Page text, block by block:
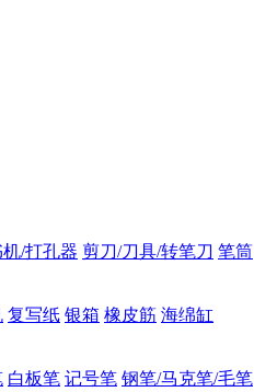
/打孔器 剪刀/刀具/转笔刀 笔筒
复写纸 银箱 橡皮筋 海绵缸
白板笔 记号笔 钢笔/马克笔/毛笔